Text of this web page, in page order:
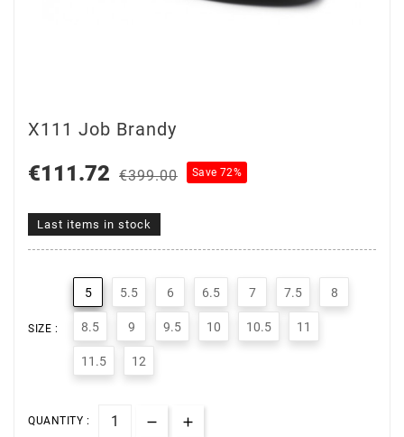
X111 Job Brandy
€111.72 €399.00 Save 72%
Last items in stock
SIZE :
5 5.5 6 6.5 7 7.5 8
8.5 9 9.5 10 10.5 11
11.5 12
QUANTITY :